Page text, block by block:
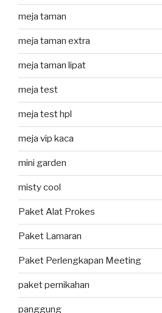
meja taman
meja taman extra
meja taman lipat
meja test
meja test hpl
meja vip kaca
mini garden
misty cool
Paket Alat Prokes
Paket Lamaran
Paket Perlengkapan Meeting
paket pernikahan
panggung